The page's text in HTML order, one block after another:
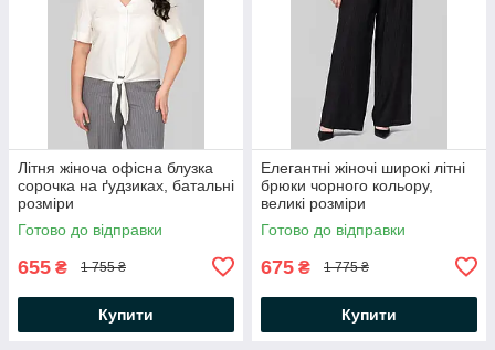
Літня жіноча офісна блузка
сорочка на ґудзиках, батальні
розміри
Готово до відправки
655 ₴ 1 755 ₴
Купити
Елегантні жіночі широкі літні
брюки чорного кольору,
великі розміри
Готово до відправки
675 ₴ 1 775 ₴
Купити